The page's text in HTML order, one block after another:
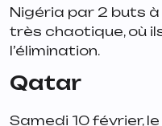
Nigéria par 2 buts
très chaotique, où
l’élimination.
Qatar
Samedi 10 février,